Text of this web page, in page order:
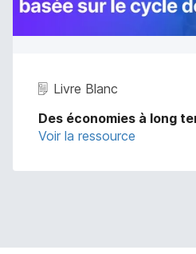
Livre Blanc
Des économies à long
Voir la ressource